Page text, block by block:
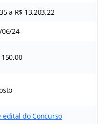
a R$ 13.203,22
06/24
150,00
do Concurso